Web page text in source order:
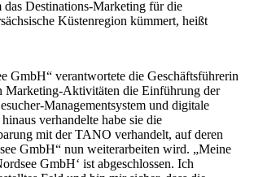
das Destinations-Marketing für die
Küstenregion kümmert, heißt
GmbH“ verantwortete die Geschäftsführerin
Marketing-Aktivitäten die Einführung der
Managementsystem und digitale
verhandelte habe sie die
mit der TANO verhandelt, auf deren
GmbH“ nun weiterarbeiten wird. „Meine
GmbH‘ ist abgeschlossen. Ich